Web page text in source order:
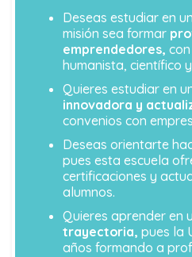
Deseas estudiar en
misión sea formar
emprendedores,
humanista, científico
Quieres estudiar en
innovadora y
convenios con
Deseas orientarte
pues esta escuela
certificaciones y
alumnos.
Quieres aprender en
trayectoria, pues la
años formando a